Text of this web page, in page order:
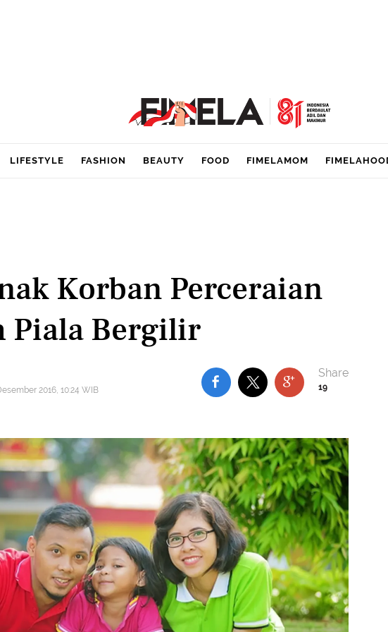
LIFESTYLE FASHION BEAUTY FOOD FIMELAMOM
Korban Perceraian
Piala Bergilir
2016, 10:24 WIB 19